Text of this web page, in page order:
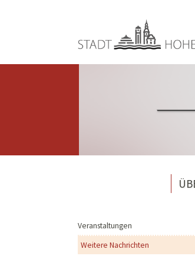
Veranstaltungen
Weitere Nachrichten